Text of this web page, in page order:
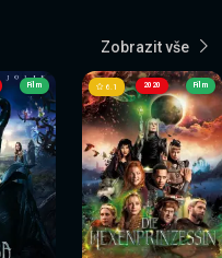
Zobrazit vše
Film 2020
Sledovat
6.1 Film
Sledovat